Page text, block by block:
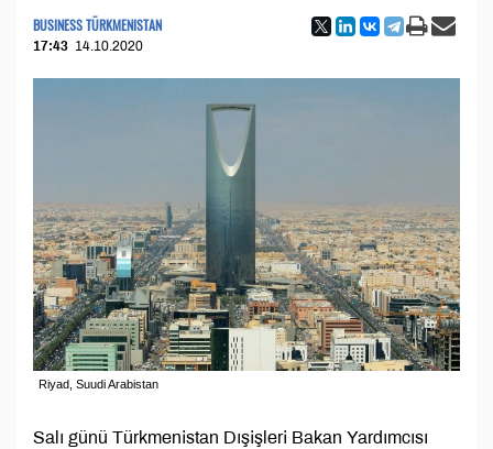
BUSINESS TÜRKMENISTAN
17:43 14.10.2020
Riyad, Suudi Arabistan
Salı günü Türkmenistan Dışişleri Bakan Yardımcısı